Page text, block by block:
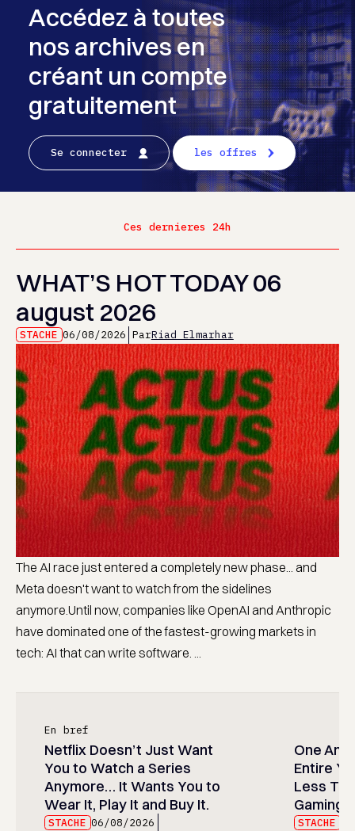
Accédez à toutes
nos archives en
créant un compte
gratuitement
Se connecter les offres
Ces dernieres 24h
WHAT’S HOT TODAY 06
august 2026
STACHE 06/08/2026 ParRiad Elmarhar
The AI race just entered a completely new phase... and
Meta doesn't want to watch from the sidelines
anymore.Until now, companies like OpenAI and Anthropic
have dominated one of the fastest-growing markets in
tech: AI that can write software. ...
En bref
Netflix Doesn’t Just Want
You to Watch a Series
Anymore… It Wants You to
Wear It, Play It and Buy It.
STACHE 06/08/2026
One
Entire
Less
Gaming
STACHE